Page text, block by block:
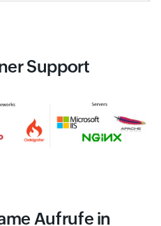
Support
Aufrufe in